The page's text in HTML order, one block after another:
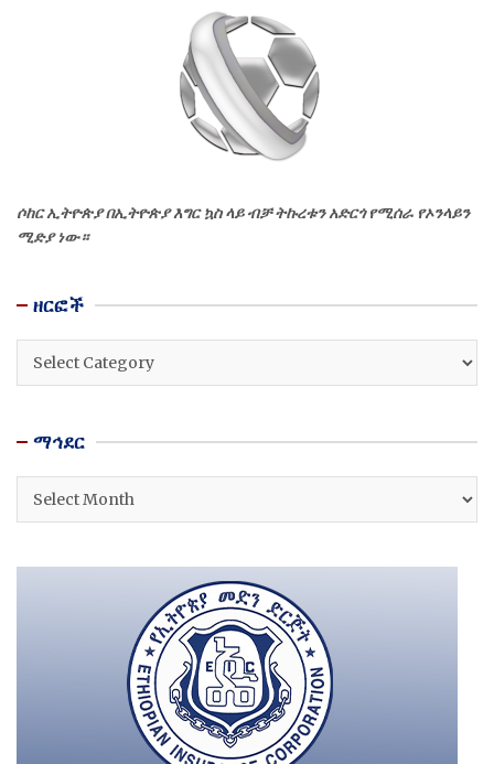
ሶከር ኢትዮጵያ በኢትዮጵያ እግር ኳስ ላይ ብቻ ትኩረቱን አድርጎ የሚሰራ የኦንላይን
ሚድያ ነው።
ዘርፎች
ዘርፎች
ማኅደር
ማኅደር